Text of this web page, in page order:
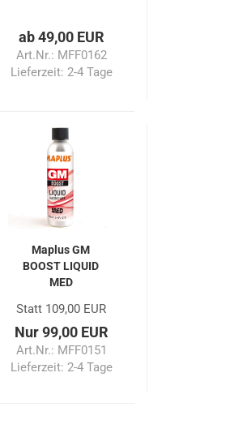
ab 49,00 EUR
Art.Nr.: MFF0162
Lieferzeit: 2-4 Tage
Maplus GM
BOOST LIQUID
MED
Statt 109,00 EUR
Nur 99,00 EUR
Art.Nr.: MFF0151
Lieferzeit: 2-4 Tage